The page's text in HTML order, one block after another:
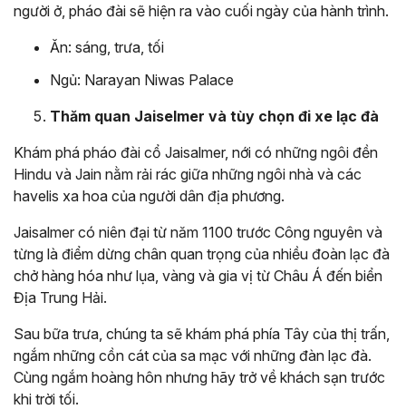
người ở, pháo đài sẽ hiện ra vào cuối ngày của hành trình.
Ăn: sáng, trưa, tối
Ngủ: Narayan Niwas Palace
Thăm quan Jaiselmer và tùy chọn đi xe lạc đà
Khám phá pháo đài cổ Jaisalmer, nới có những ngôi đền
Hindu và Jain nằm rải rác giữa những ngôi nhà và các
havelis xa hoa của người dân địa phương.
Jaisalmer có niên đại từ năm 1100 trước Công nguyên và
từng là điểm dừng chân quan trọng của nhiều đoàn lạc đà
chở hàng hóa như lụa, vàng và gia vị từ Châu Á đến biển
Địa Trung Hải.
Sau bữa trưa, chúng ta sẽ khám phá phía Tây của thị trấn,
ngắm những cồn cát của sa mạc với những đàn lạc đà.
Cùng ngắm hoàng hôn nhưng hãy trở về khách sạn trước
khi trời tối.